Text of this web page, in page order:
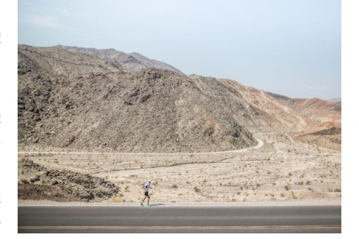
DE BASE
et politique
CONTINU
et prisons